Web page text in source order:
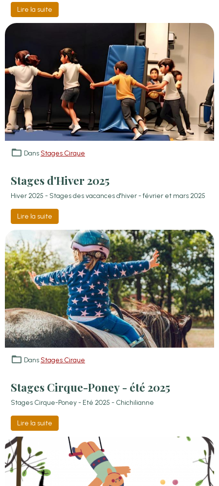
Lire la suite
Dans Stages Cirque
Stages d'Hiver 2025
Hiver 2025 - Stages des vacances d'hiver - février et mars 2025
Lire la suite
Dans Stages Cirque
Stages Cirque-Poney - été 2025
Stages Cirque-Poney - Eté 2025 - Chichilianne
Lire la suite